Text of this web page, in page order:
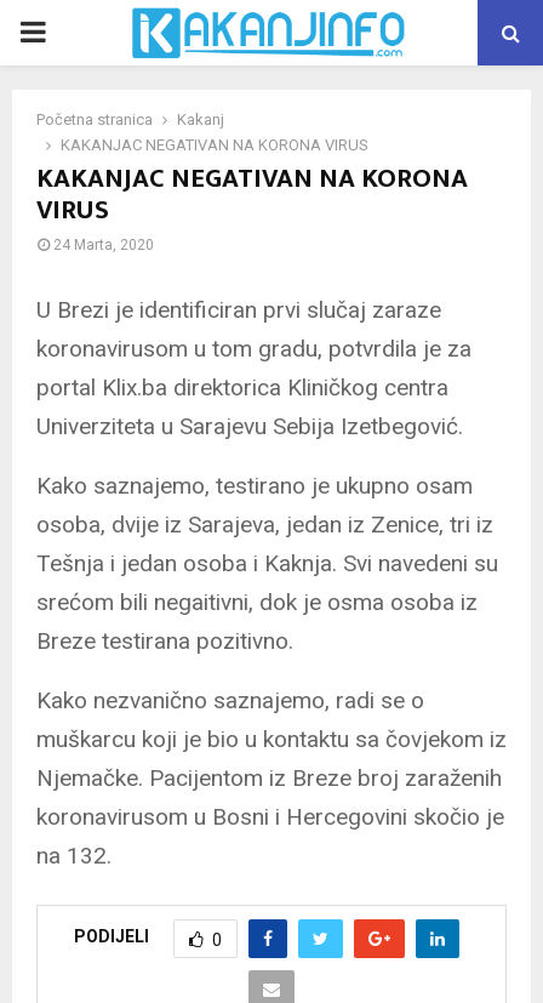
PRIMARY
Početna stranica
Kakanj
KAKANJAC NEGATIVAN NA KORONA VIRUS
KAKANJAC NEGATIVAN NA KORONA
VIRUS
24 Marta, 2020
U Brezi je identificiran prvi slučaj zaraze
koronavirusom u tom gradu, potvrdila je za
portal Klix.ba direktorica Kliničkog centra
Univerziteta u Sarajevu Sebija Izetbegović.
Kako saznajemo, testirano je ukupno osam
osoba, dvije iz Sarajeva, jedan iz Zenice, tri iz
Tešnja i jedan osoba i Kaknja. Svi navedeni su
srećom bili negaitivni, dok je osma osoba iz
Breze testirana pozitivno.
Kako nezvanično saznajemo, radi se o
muškarcu koji je bio u kontaktu sa čovjekom iz
Njemačke. Pacijentom iz Breze broj zaraženih
koronavirusom u Bosni i Hercegovini skočio je
na 132.
PODIJELI 0